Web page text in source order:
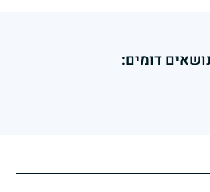
דומים: